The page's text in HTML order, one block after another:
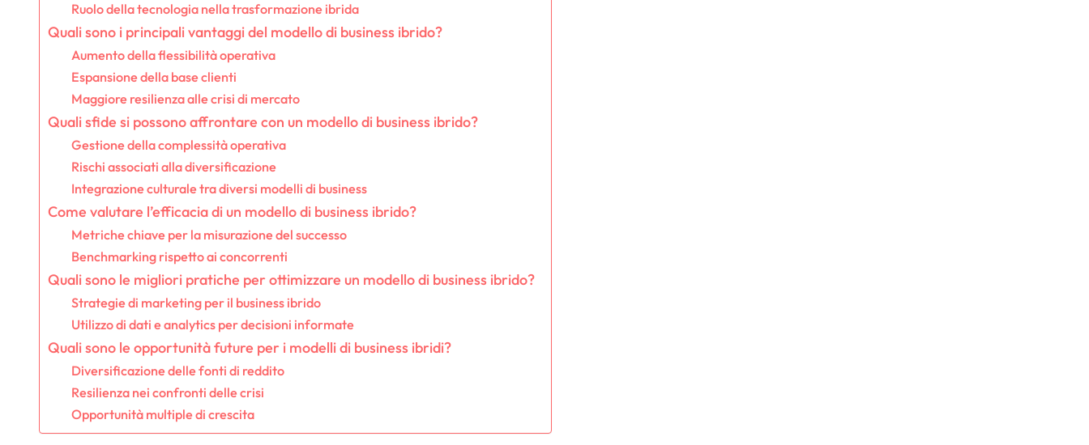
Ruolo della tecnologia nella trasformazione ibrida
Quali sono i principali vantaggi del modello di business ibrido?
Aumento della flessibilità operativa
Espansione della base clienti
Maggiore resilienza alle crisi di mercato
Quali sfide si possono affrontare con un modello di business ibrido?
Gestione della complessità operativa
Rischi associati alla diversificazione
Integrazione culturale tra diversi modelli di business
Come valutare l’efficacia di un modello di business ibrido?
Metriche chiave per la misurazione del successo
Benchmarking rispetto ai concorrenti
Quali sono le migliori pratiche per ottimizzare un modello di business ibrido?
Strategie di marketing per il business ibrido
Utilizzo di dati e analytics per decisioni informate
Quali sono le opportunità future per i modelli di business ibridi?
Diversificazione delle fonti di reddito
Resilienza nei confronti delle crisi
Opportunità multiple di crescita